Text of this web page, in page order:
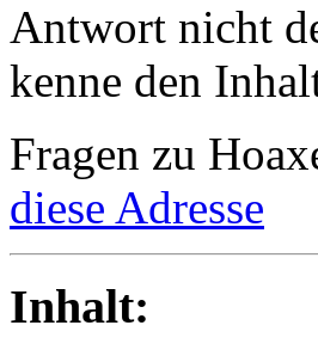
Antwort nicht
kenne den
Fragen zu
diese Adresse
Inhalt: